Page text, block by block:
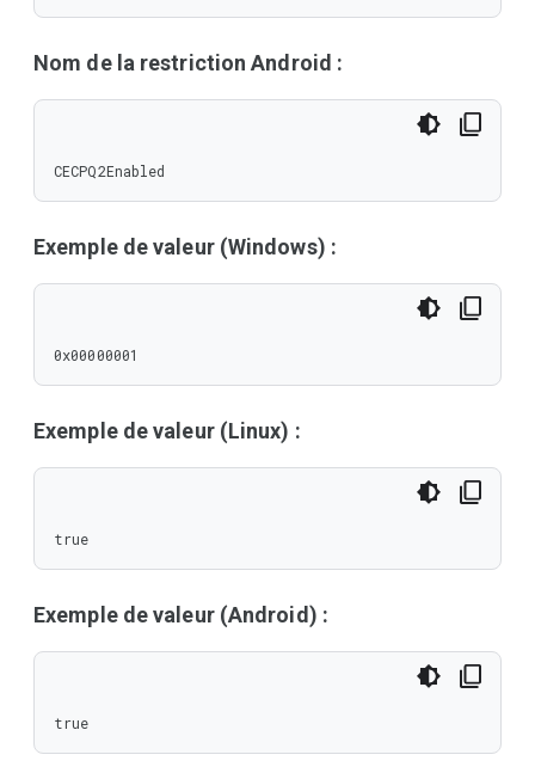
Nom de la restriction Android :
CECPQ2Enabled
Exemple de valeur (Windows) :
0x00000001
Exemple de valeur (Linux) :
true
Exemple de valeur (Android) :
true